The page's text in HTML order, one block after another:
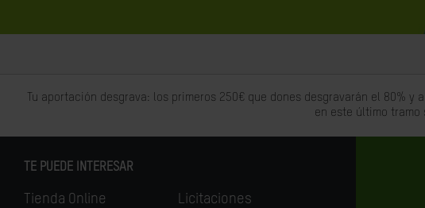
Tu aportación desgrava: los primeros 250€ que dones desgravarán el 80% y
en este último tramo
TE PUEDE INTERESAR
Tienda Online Licitaciones